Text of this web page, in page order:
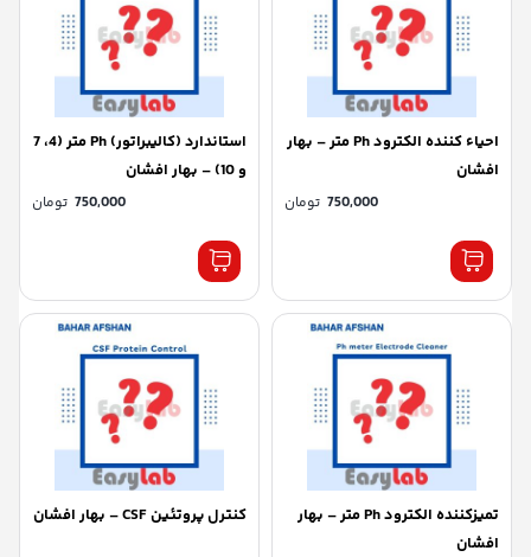
احیاء کننده الکترود Ph متر – بهار
افشان
750,000 تومان
استاندارد (کالیبراتور) Ph متر (4، 7
و 10) – بهار افشان
750,000 تومان
تمیزکننده الکترود Ph متر – بهار
افشان
کنترل پروتئین CSF – بهار افشان